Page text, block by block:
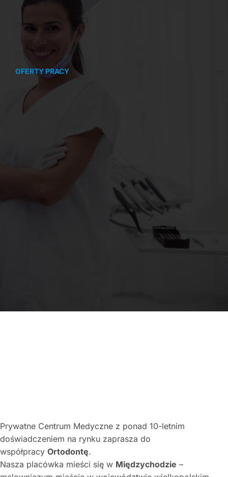
OFERTY PRACY
Prywatne Centrum Medyczne z ponad 10-letnim
doświadczeniem na rynku zaprasza do
współpracy Ortodontę.
Nasza placówka mieści się w Międzychodzie –